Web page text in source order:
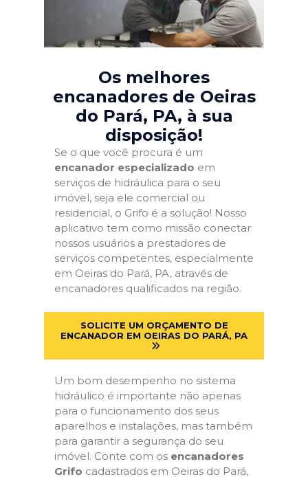
Os melhores
encanadores de Oeiras
do Pará, PA, à sua
disposição!
Se o que você procura é um
encanador especializado em
serviços de hidráulica para o seu
imóvel, seja ele comercial ou
residencial, o Grifo é a solução! Nosso
aplicativo tem como missão conectar
nossos usuários a prestadores de
serviços competentes, especialmente
em Oeiras do Pará, PA, através de
encanadores qualificados na região.
SOLICITE UM ORÇAMENTO DE
ENCANADOR EM OEIRAS DO PARÁ, PA
Um bom desempenho no sistema
hidráulico é importante não apenas
para o funcionamento dos seus
aparelhos e instalações, mas também
para garantir a segurança do seu
imóvel. Conte com os encanadores
Grifo cadastrados em Oeiras do Pará,